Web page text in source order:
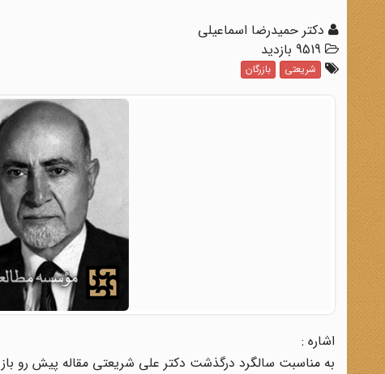
دکتر حمیدرضا اسماعیلی
شریعتی بازرگان
اشاره :
به مناسبت سالگرد درگذشت دکتر علی شریعتی مقاله پیش رو